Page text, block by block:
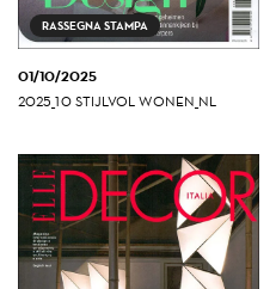
RASSEGNA STAMPA
01/10/2025
2025_10 STIJLVOL WONEN_NL